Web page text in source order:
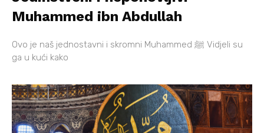
Muhammed ibn Abdullah
Ovo je naš jednostavni i skromni Muhammed ﷺ Vidjeli su
ga u kući kako